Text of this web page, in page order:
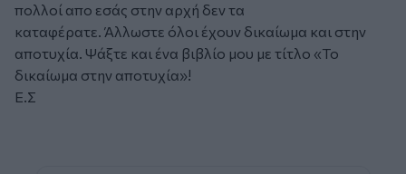
πολλοί απο εσάς στην αρχή δεν τα
καταφέρατε. Άλλωστε όλοι έχουν δικαίωμα και στην
αποτυχία. Ψάξτε και ένα βιβλίο μου με τίτλο «Το
δικαίωμα στην αποτυχία»!
Ε.Σ